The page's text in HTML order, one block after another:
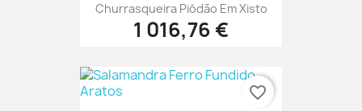
Churrasqueira Piódão Em Xisto
1 016,76 €
favorite_border